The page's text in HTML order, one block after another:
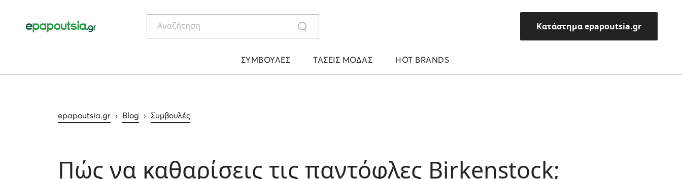
Αναζήτηση Κατάστημα epapoutsia.gr
ΣΥΜΒΟΥΛΈΣ ΤΆΣΕΙΣ ΜΌΔΑΣ HOT BRANDS
epapoutsia.gr › Blog › Συμβουλές
Πώς να καθαρίσεις τις παντόφλες Birkenstock;